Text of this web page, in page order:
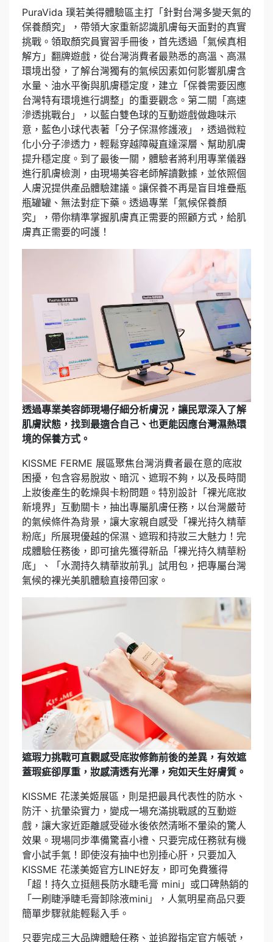
PuraVida 璞若美得體驗區主打「針對台灣多變天氣的
保養顏究」，帶領大家重新認識肌膚每天面對的真實
挑戰。領取顏究員實習手冊後，首先透過「氣候真相
解方」翻牌遊戲，從台灣消費者最熟悉的高溫、高濕
環境出發，了解台灣獨有的氣候因素如何影響肌膚含
水量、油水平衡與肌膚穩定度，建立「保養需要因應
台灣特有環境進行調整」的重要觀念。第二關「高速
滲透挑戰台」，以藍白雙色球的互動遊戲做趣味示
意，藍色小球代表著「分子保濕修護液」，透過微粒
化小分子滲透力，輕鬆穿越障礙直達深層、幫助肌膚
提升穩定度。到了最後一關，體驗者將利用專業儀器
進行肌膚檢測，由現場美容老師解讀數據，並依照個
人膚況提供產品體驗建議。讓保養不再是盲目堆疊瓶
瓶罐罐、無法對症下藥。透過專業「氣候保養顏
究」，帶你精準掌握肌膚真正需要的照顧方式，給肌
膚真正需要的呵護！
透過專業美容師現場仔細分析膚況，讓民眾深入了解
肌膚狀態，找到最適合自己、也更能因應台灣濕熱環
境的保養方式。
KISSME FERME 展區聚焦台灣消費者最在意的底妝
困擾，包含容易脫妝、暗沉、遮瑕不夠，以及長時間
上妝後產生的乾燥與卡粉問題。特別設計「裸光底妝
新境界」互動關卡，抽出專屬肌膚任務，以台灣嚴苛
的氣候條件為背景，讓大家親自感受「裸光持久精華
粉底」所展現優越的保濕、遮瑕和持妝三大魅力！完
成體驗任務後，即可搶先獲得新品「裸光持久精華粉
底」、「水潤持久精華妝前乳」試用包，把專屬台灣
氣候的裸光美肌體驗直接帶回家。
遮瑕力挑戰可直觀感受底妝修飾前後的差異，有效遮
蓋瑕疵卻厚重，妝感清透有光澤，宛如天生好膚質。
KISSME 花漾美姬展區，則是把最具代表性的防水、
防汗、抗暈染實力，變成一場充滿挑戰感的互動遊
戲，讓大家近距離感受碰水後依然清晰不暈染的驚人
效果。現場同步準備驚喜小禮、只要完成任務就有機
會小試手氣！即使沒有抽中也別捶心肝，只要加入
KISSME 花漾美姬官方LINE好友，即可免費獲得
「超！持久立挺翹長防水睫毛膏 mini」或口碑熱銷的
「一刷睫淨睫毛膏卸除液mini」，人氣明星商品只要
簡單步驟就能輕鬆入手。
只要完成三大品牌體驗任務、並追蹤指定官方帳號，